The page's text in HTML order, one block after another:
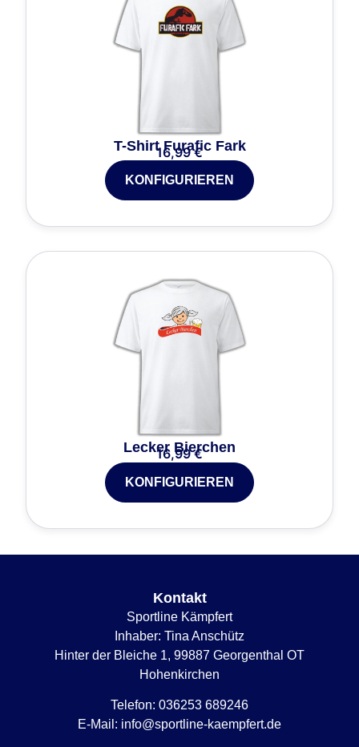
T-Shirt Furafic Fark
16,99€
KONFIGURIEREN
Lecker Bierchen
16,99€
KONFIGURIEREN
Kontakt
Sportline Kämpfert
Inhaber: Tina Anschütz
Hinter der Bleiche 1, 99887 Georgenthal OT
Hohenkirchen
Telefon: 036253 689246
E-Mail: info@sportline-kaempfert.de